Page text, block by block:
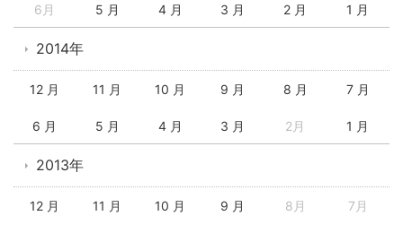
6月 5 月 4 月 3 月 2 月 1 月
2014年
12 月 11 月 10 月 9 月 8 月 7 月
6 月 5 月 4 月 3 月 2月 1 月
2013年
12 月 11 月 10 月 9 月 8月 7月